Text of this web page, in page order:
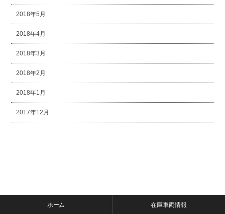
2018年5月
2018年4月
2018年3月
2018年2月
2018年1月
2017年12月
ホーム 在庫車両情報